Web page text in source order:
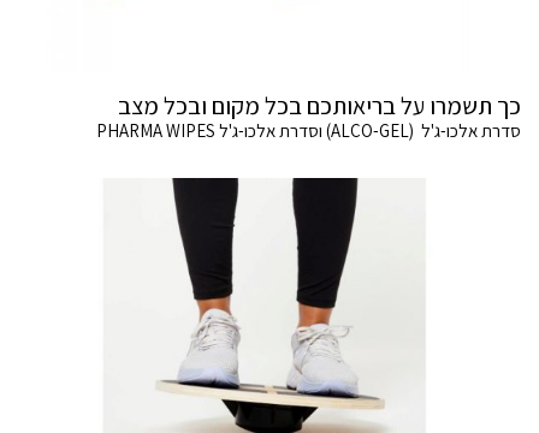
כך תשמרו על בריאותכם בכל מקום ובכל מצב
סדרת אלכו-ג'ל (ALCO-GEL) וסדרת אלכו-ג'ל PHARMA WIPES